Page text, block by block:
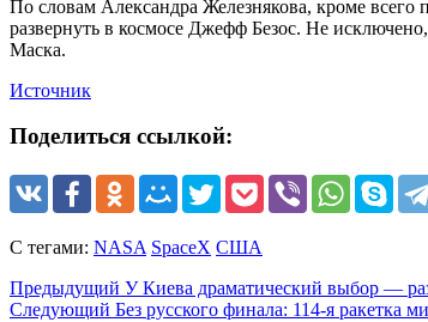
По словам Александра Железнякова, кроме
развернуть в космосе Джефф Безос. Не
Маска.
Источник
Поделиться ссылкой:
С тегами: NASA SpaceX США
Предыдущий У Киева драматический выбор —
Следующий Без русского финала: 114-я